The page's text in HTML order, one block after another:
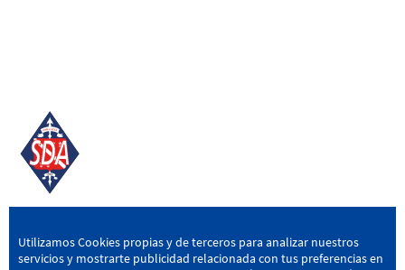
SD AMOREBIETA
Utilizamos Cookies propias y de terceros para analizar nuestros
servicios y mostrarte publicidad relacionada con tus preferencias en